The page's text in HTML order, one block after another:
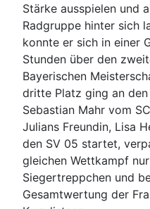
Stärke ausspielen und
Radgruppe hinter sich
konnte er sich in einer
Stunden über den
Bayerischen
dritte Platz ging an
Sebastian Mahr vom
Julians Freundin, Lisa
den SV 05 startet,
gleichen Wettkampf
Siegertreppchen und
Gesamtwertung der